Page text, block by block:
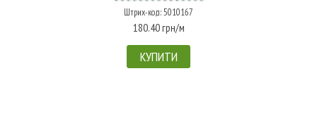
Штрих-код: 5010167
180.40 грн/м
КУПИТИ